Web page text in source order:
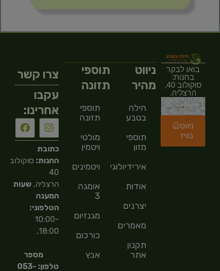
בואו לבקר
בחנות:
סוקולוב 40,
הרצליה.
ניווט
בוויז
ניווט
מהיר
הילה
בטבע
תוספי
מזון
אירידיולוגיה
אודות
יצרנים
מאמרים
תקנון
אתר
תוספי
תזונה
תוספי
תזונה
מולטי
ויטמין
ויטמינים
אומגה
3
מגנזיום
כורכום
אבץ
צרו קשר
עקבו
אחרינו:
כתובת
החנות: סוקולוב
40
הרצליה,שעות
המענה
הטלפוני:
10:00-
18:00,
מספר
טלפון: 053-